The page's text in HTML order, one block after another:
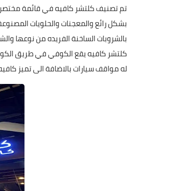
تم تصنيف كلتشر كافيه في قائمة
بشكل رائع والمعجنات والحلويات
بالشروبات الساخنة الفريده من نوعها
كلتشر كافيه يقع الكوفي في طريق
له مواقف سيارات بالاضافة الى تميز